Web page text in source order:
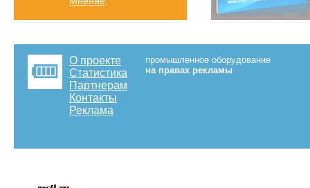
О проекте
Статистика
Партнерам
Контакты
Реклама
промышленное оборудование
на правах рекламы